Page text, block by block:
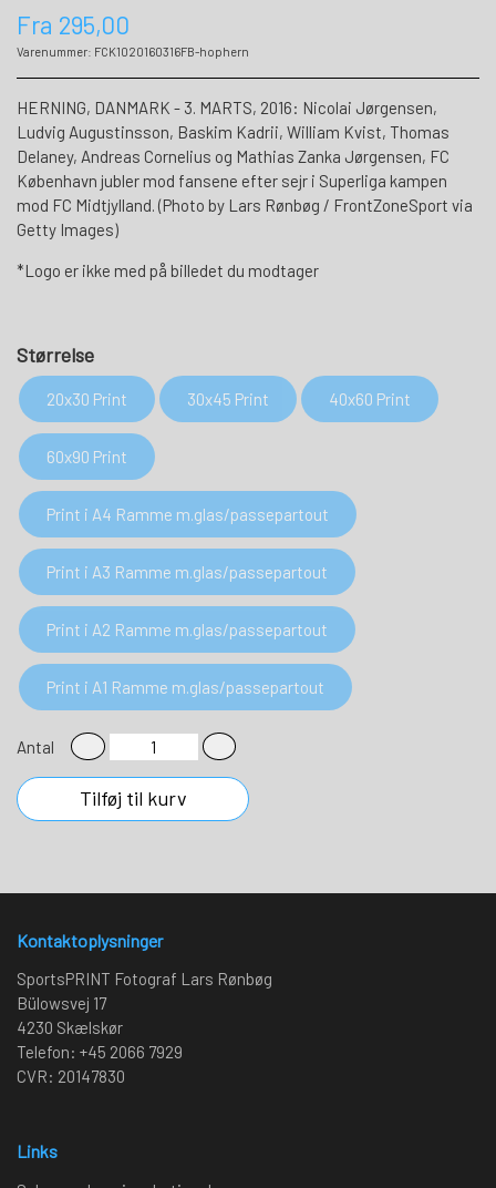
Fra 295,00
Varenummer: FCK1020160316FB-hophern
HERNING, DANMARK - 3. MARTS, 2016: Nicolai Jørgensen,
Ludvig Augustinsson, Baskim Kadrii, William Kvist, Thomas
Delaney, Andreas Cornelius og Mathias Zanka Jørgensen, FC
København jubler mod fansene efter sejr i Superliga kampen
mod FC Midtjylland. (Photo by Lars Rønbøg / FrontZoneSport via
Getty Images)
*Logo er ikke med på billedet du modtager
Størrelse
20x30 Print 30x45 Print 40x60 Print
60x90 Print
Print i A4 Ramme m.glas/passepartout
Print i A3 Ramme m.glas/passepartout
Print i A2 Ramme m.glas/passepartout
Print i A1 Ramme m.glas/passepartout
Antal
Tilføj til kurv
Kontaktoplysninger
SportsPRINT Fotograf Lars Rønbøg
Bülowsvej 17
4230 Skælskør
Telefon: +45 2066 7929
CVR: 20147830
Links